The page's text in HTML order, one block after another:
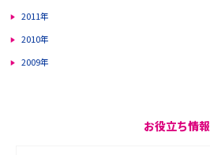
2011年
2010年
2009年
お役立ち情報